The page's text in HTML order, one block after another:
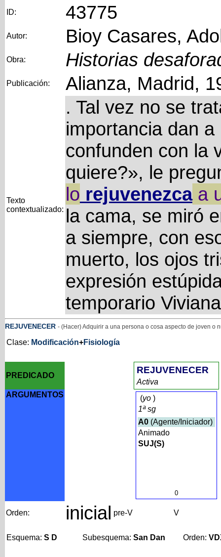
ID: 43775
Autor: Bioy Casares,
Obra: Historias
Publicación: Alianza, Madrid,
Texto
contextualizado:
. Tal vez no se
importancia dan
confunden con la
quiere?», le
lo rejuvenezcaa
la cama, se miró
a siempre, con
muerto, los ojos
expresión
temporario
REJUVENECER - (Hacer) Adquirir a una persona o cosa aspecto de joven o
Clase: Modificación+Fisiología
PREDICADO
REJUVENECER
Activa
ARGUMENTOS
(yo)
1ª sg
A0(Agente/Iniciador)
Animado
SUJ(S)
0
Orden: inicial pre-V V
Esquema: S D Subesquema: San Dan Orden: